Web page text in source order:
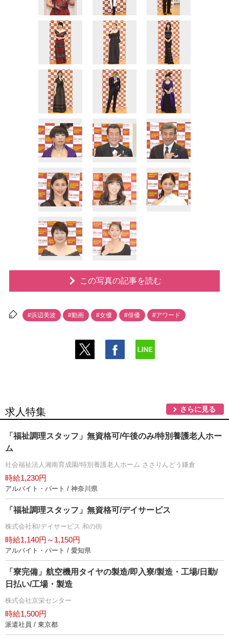
この写真の記事を読む
#浜辺美波 #動画 #女優 #俳優 #アワード
求人特集 さらに見る
「福祉調理スタッフ」無資格可/午後のみ/特別養護老人ホー
ム
社会福祉法人湘南育成園/特別養護老人ホーム ささりんどう鎌倉
時給1,230円
アルバイト・パート / 神奈川県
「福祉調理スタッフ」無資格可/デイサービス
株式会社和/デイサービス 和の街
時給1,140円～1,150円
アルバイト・パート / 愛知県
「寮完備」航空機用タイヤの製造/即入寮/製造・工場/日勤/
日払い/工場・製造
株式会社京栄センター
時給1,500円
派遣社員 / 東京都